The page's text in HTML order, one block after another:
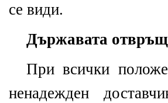
се види.
Държавата
При всички
ненадежден